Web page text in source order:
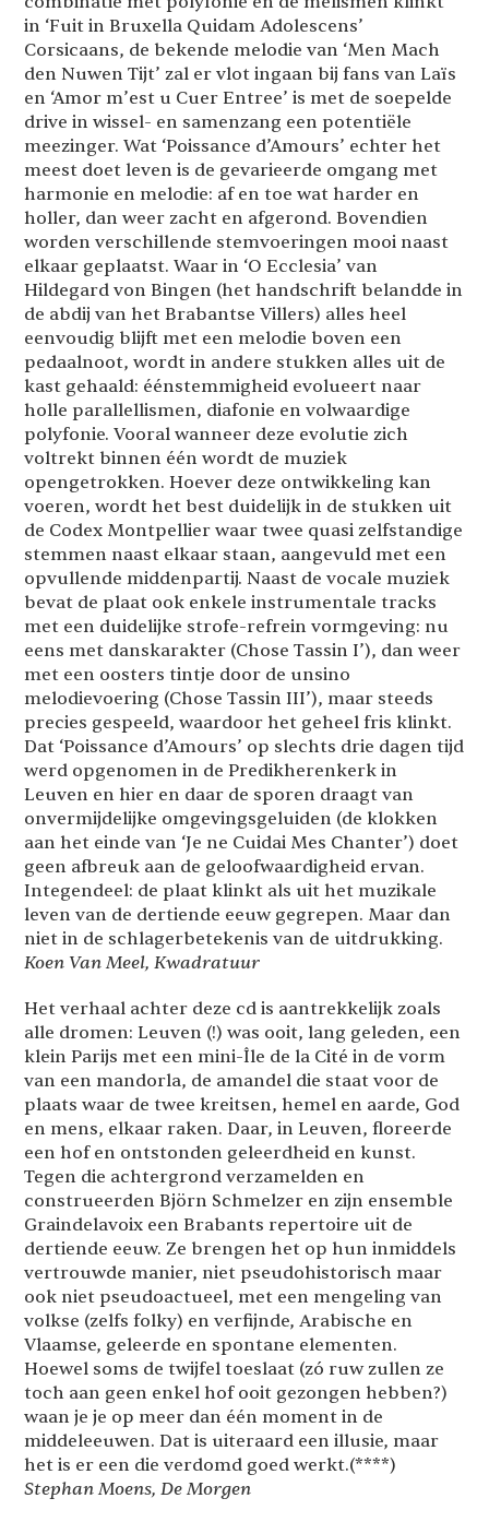
in ‘Fuit in Bruxella Quidam Adolescens’
Corsicaans, de bekende melodie van ‘Men Mach
den Nuwen Tijt’ zal er vlot ingaan bij fans van Laïs
en ‘Amor m’est u Cuer Entree’ is met de soepelde
drive in wissel- en samenzang een potentiële
meezinger. Wat ‘Poissance d’Amours’ echter het
meest doet leven is de gevarieerde omgang met
harmonie en melodie: af en toe wat harder en
holler, dan weer zacht en afgerond. Bovendien
worden verschillende stemvoeringen mooi naast
elkaar geplaatst. Waar in ‘O Ecclesia’ van
Hildegard von Bingen (het handschrift belandde in
de abdij van het Brabantse Villers) alles heel
eenvoudig blijft met een melodie boven een
pedaalnoot, wordt in andere stukken alles uit de
kast gehaald: éénstemmigheid evolueert naar
holle parallellismen, diafonie en volwaardige
polyfonie. Vooral wanneer deze evolutie zich
voltrekt binnen één wordt de muziek
opengetrokken. Hoever deze ontwikkeling kan
voeren, wordt het best duidelijk in de stukken uit
de Codex Montpellier waar twee quasi zelfstandige
stemmen naast elkaar staan, aangevuld met een
opvullende middenpartij. Naast de vocale muziek
bevat de plaat ook enkele instrumentale tracks
met een duidelijke strofe-refrein vormgeving: nu
eens met danskarakter (Chose Tassin I’), dan weer
met een oosters tintje door de unsino
melodievoering (Chose Tassin III’), maar steeds
precies gespeeld, waardoor het geheel fris klinkt.
Dat ‘Poissance d’Amours’ op slechts drie dagen tijd
werd opgenomen in de Predikherenkerk in
Leuven en hier en daar de sporen draagt van
onvermijdelijke omgevingsgeluiden (de klokken
aan het einde van ‘Je ne Cuidai Mes Chanter’) doet
geen afbreuk aan de geloofwaardigheid ervan.
Integendeel: de plaat klinkt als uit het muzikale
leven van de dertiende eeuw gegrepen. Maar dan
niet in de schlagerbetekenis van de uitdrukking.
Koen Van Meel, Kwadratuur
Het verhaal achter deze cd is aantrekkelijk zoals
alle dromen: Leuven (!) was ooit, lang geleden, een
klein Parijs met een mini-Île de la Cité in de vorm
van een mandorla, de amandel die staat voor de
plaats waar de twee kreitsen, hemel en aarde, God
en mens, elkaar raken. Daar, in Leuven, floreerde
een hof en ontstonden geleerdheid en kunst.
Tegen die achtergrond verzamelden en
construeerden Björn Schmelzer en zijn ensemble
Graindelavoix een Brabants repertoire uit de
dertiende eeuw. Ze brengen het op hun inmiddels
vertrouwde manier, niet pseudohistorisch maar
ook niet pseudoactueel, met een mengeling van
volkse (zelfs folky) en verfijnde, Arabische en
Vlaamse, geleerde en spontane elementen.
Hoewel soms de twijfel toeslaat (zó ruw zullen ze
toch aan geen enkel hof ooit gezongen hebben?)
waan je je op meer dan één moment in de
middeleeuwen. Dat is uiteraard een illusie, maar
het is er een die verdomd goed werkt.(****)
Stephan Moens, De Morgen